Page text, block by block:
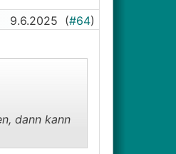
9.6.2025 (#64)
dann kann